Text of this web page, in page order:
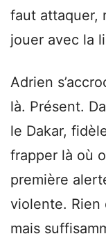
faut attaquer,
jouer avec la
Adrien
là. Présent.
le Dakar,
frapper là où
première
violente. Rien
mais